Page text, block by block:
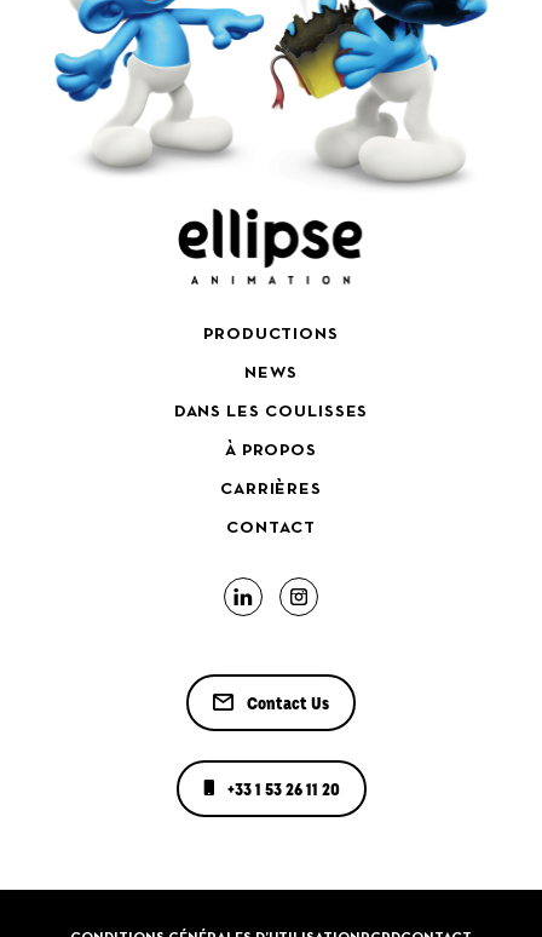
PRODUCTIONS
NEWS
DANS LES COULISSES
À PROPOS
CARRIÈRES
CONTACT
Contact Us
+33 1 53 26 11 20